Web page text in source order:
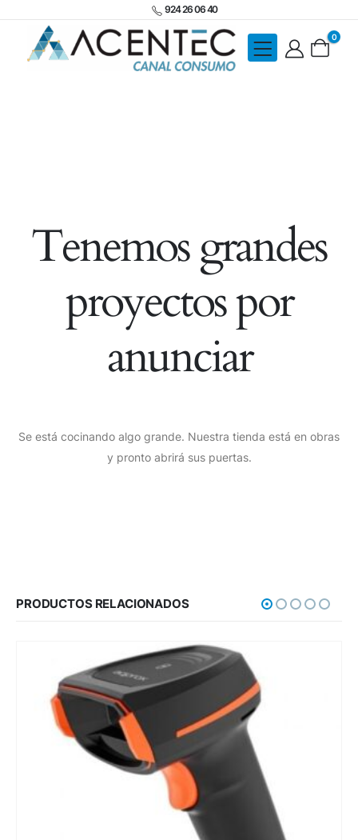
924 26 06 40
0
Tenemos grandes
proyectos por
anunciar
Se está cocinando algo grande. Nuestra tienda está en obras
y pronto abrirá sus puertas.
PRODUCTOS RELACIONADOS